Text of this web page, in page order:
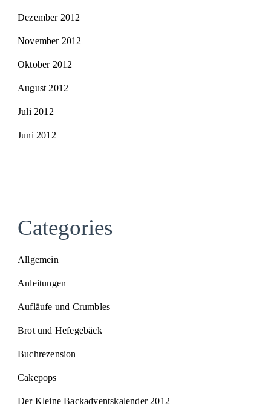
Dezember 2012
November 2012
Oktober 2012
August 2012
Juli 2012
Juni 2012
Categories
Allgemein
Anleitungen
Aufläufe und Crumbles
Brot und Hefegebäck
Buchrezension
Cakepops
Der Kleine Backadventskalender 2012